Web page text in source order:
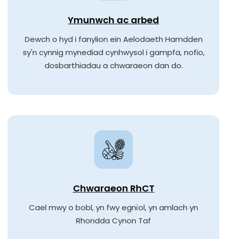
Ymunwch ac arbed
Dewch o hyd i fanylion ein Aelodaeth Hamdden
sy'n cynnig mynediad cynhwysol i gampfa, nofio,
dosbarthiadau a chwaraeon dan do.
Chwaraeon RhCT
Cael mwy o bobl, yn fwy egnïol, yn amlach yn
Rhondda Cynon Taf